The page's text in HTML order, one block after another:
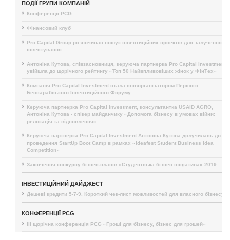
ПОДІЇ ГРУПИ КОМПАНІЙ
Конференції PCG
Фінансовий клуб
Pro Capital Group розпочинає пошук інвестиційних проектів для залучення
інвестування
Антоніна Кутова, співзасновниця, керуюча партнерка Pro Capital Investment,
увійшла до щорічного рейтингу «Топ 50 Найвпливовіших жінок у ФінТех»
Компанія Pro Capital Investment стала співорганізатором Першого
Бессарабського Інвестиційного Форуму
Керуюча партнерка Pro Capital Investment, консультантка USAID AGRO,
Антоніна Кутова - спікер майданчику «Допомога бізнесу в умовах війни:
релокація та відновлення»
Керуюча партнерка Pro Capital Investment Антоніна Кутова долучилась до
проведення StartUp Boot Camp в рамках «Ideafest Student Business Idea
Competition»
Закінчення конкурсу бізнес-планів «Студентська бізнес ініціатива» 2019
ІНВЕСТИЦІЙНИЙ ДАЙДЖЕСТ
Дешеві кредити 5-7-9. Короткий чек-лист можливостей для власного бізнесу
КОНФЕРЕНЦІЇ PCG
III щорічна конференція PCG «Гроші для бізнесу, бізнес для грошей»